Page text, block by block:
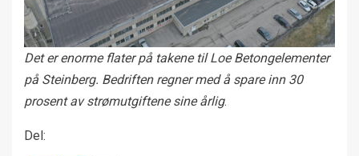
Det er enorme flater på takene til Loe Betongelementer
på Steinberg. Bedriften regner med å spare inn 30
prosent av strømutgiftene sine årlig.
Del: